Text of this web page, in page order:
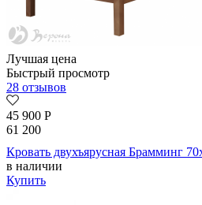
Лучшая цена
Быстрый просмотр
28 отзывов
45 900 Р
61 200
Кровать двухъярусная Брамминг
в наличии
Купить